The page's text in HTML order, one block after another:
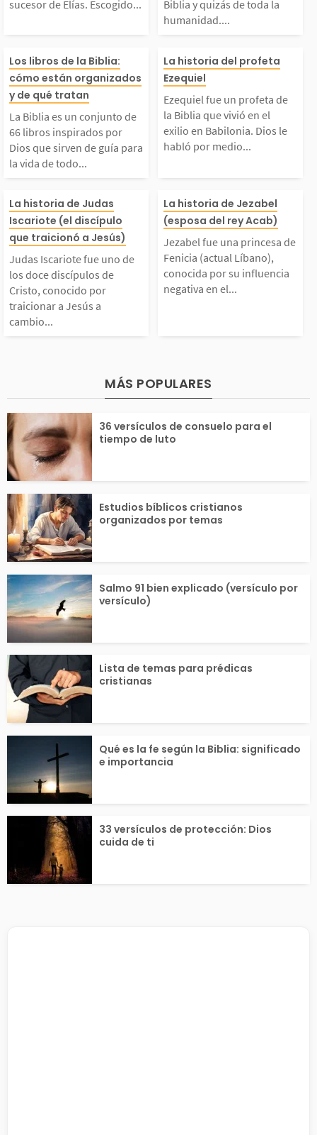
s....
el sucesor de Elías.
por Dios y p
por su maest
asumió el ministeri
sucesor de Elías. Escogido...
a y quizás de
umanidad.
a Moisés
ara liberar al
o...
Biblia y quizás de toda la
humanidad....
Biblia es un conjun
de 66 libros inspira
por Dios que sirve
de guía para la vida
todo creyente. Esos
fueron escritos
más de 40 person
Los libros de la Biblia:
cómo están organizados
y de qué tratan
La Biblia es un conjunto de
66 libros inspirados por
Dios que sirven de guía para
la vida de todo...
Ezequiel fue
a de la Biblia
ó en el exilio
onia. Dios le
r medio de
o envió para
rtiera al
La historia del profeta
Ezequiel
Ezequiel fue un profeta de
la Biblia que vivió en el
exilio en Babilonia. Dios le
habló por medio...
Iscariote fue un
de los doce discípul
de Cristo, conocido
traicionar a Jesús
plata. Después de c
a los soldado
La historia de Judas
Iscariote (el discípulo
que traicionó a Jesús)
Judas Iscariote fue uno de
los doce discípulos de
Cristo, conocido por
traicionar a Jesús a
cambio...
Jezabel fue
sa de Fenicia
Líbano),
Su matrimonio
rey Acab de
La historia de Jezabel
(esposa del rey Acab)
Jezabel fue una princesa de
Fenicia (actual Líbano),
conocida por su influencia
negativa en el...
MÁS POPULARES
36 versículos de consuelo para el
tiempo de luto
Estudios bíblicos cristianos
organizados por temas
Salmo 91 bien explicado (versículo por
versículo)
Lista de temas para prédicas
cristianas
Qué es la fe según la Biblia: significado
e importancia
33 versículos de protección: Dios
cuida de ti